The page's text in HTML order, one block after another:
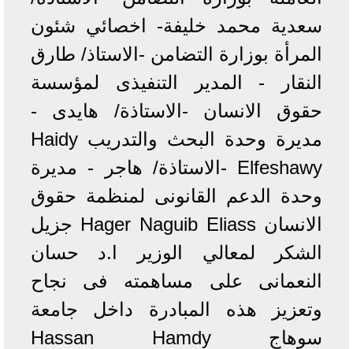
سعدية محمد خليفة- اخصائي شئون
المرأة بوزارة التضامن -الاستاذ/ طارق
النقار - المدير التنفيذى لمؤسسة
حقوق الانسان -الاستاذة/ هايدى -
مديرة وحدة البحث والتدريب Haidy
Elfeshawy -الاستاذة/ هاجر - مديرة
وحدة الدعم القانونى لمنظمة حقوق
الانسان Hager Naguib Eliass جزيل
الشكر لمعالي الوزير ا.د حسان
النعمانى على مساهمته فى نجاح
وتعزيز هذه المبادرة داخل جامعة
سوهاج Hassan Hamdy